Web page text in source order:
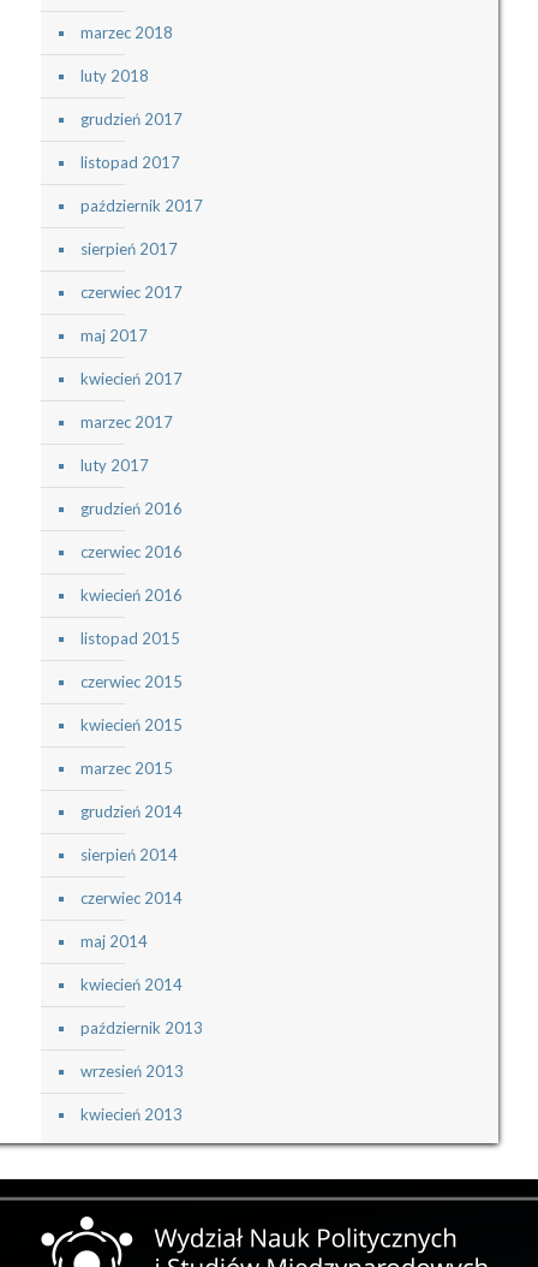
marzec 2018
luty 2018
grudzień 2017
listopad 2017
październik 2017
sierpień 2017
czerwiec 2017
maj 2017
kwiecień 2017
marzec 2017
luty 2017
grudzień 2016
czerwiec 2016
kwiecień 2016
listopad 2015
czerwiec 2015
kwiecień 2015
marzec 2015
grudzień 2014
sierpień 2014
czerwiec 2014
maj 2014
kwiecień 2014
październik 2013
wrzesień 2013
kwiecień 2013